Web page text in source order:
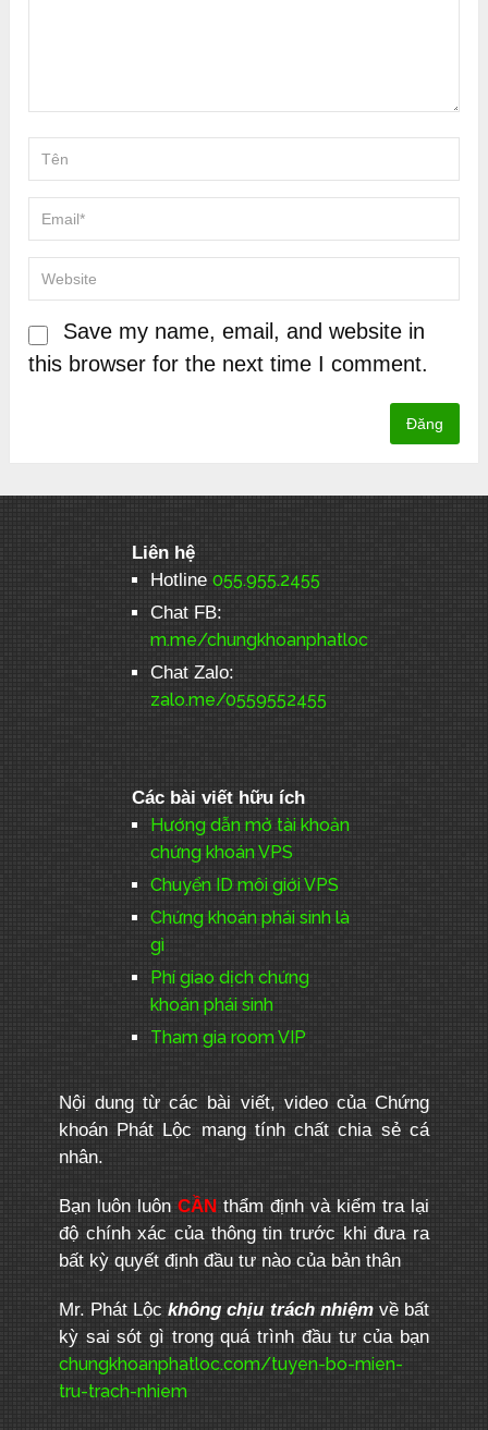
Save my name, email, and website in
this browser for the next time I comment.
Liên hệ
Hotline 055.955.2455
Chat FB:
m.me/chungkhoanphatloc
Chat Zalo:
zalo.me/0559552455
Các bài viết hữu ích
Hướng dẫn mở tài khoản
chứng khoán VPS
Chuyển ID môi giới VPS
Chứng khoán phái sinh là
gì
Phí giao dịch chứng
khoán phái sinh
Tham gia room VIP
Nội dung từ các bài viết, video của Chứng
khoán Phát Lộc mang tính chất chia sẻ cá
nhân.
Bạn luôn luôn CẦN thẩm định và kiểm tra lại
độ chính xác của thông tin trước khi đưa ra
bất kỳ quyết định đầu tư nào của bản thân
Mr. Phát Lộckhông chịu trách nhiệmvề bất
kỳ sai sót gì trong quá trình đầu tư của bạn
chungkhoanphatloc.com/tuyen-bo-mien-
tru-trach-nhiem